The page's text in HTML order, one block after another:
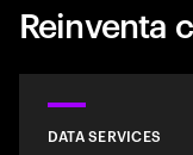
Reinventa
DATA SERVICES